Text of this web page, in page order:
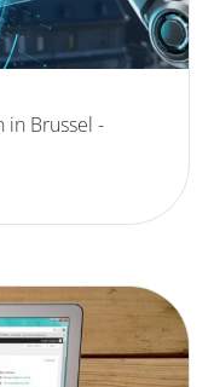
in Brussel -